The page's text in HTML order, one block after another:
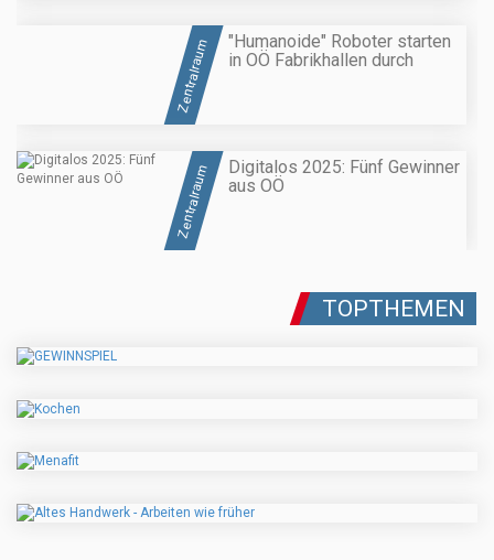
Zentralraum
"Humanoide" Roboter starten
in OÖ Fabrikhallen durch
Zentralraum
Digitalos 2025: Fünf Gewinner
aus OÖ
TOPTHEMEN